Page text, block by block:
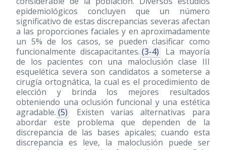
epidemiológicos concluyen que un número
significativo de estas discrepancias severas afectan
a las proporciones faciales y en aproximadamente
un 5% de los casos, se pueden clasificar como
funcionalmente discapacitantes. (3-4)
La mayoría
de los pacientes con una maloclusión clase III
esquelética severa son candidatos a someterse a
cirugía ortognática, la cual es el procedimiento de
elección y brinda los mejores resultados
obteniendo una oclusión funcional y una estética
agradable. (5)
Existen varias alternativas para
abordar este problema que dependen de la
discrepancia de las bases apicales; cuando esta
discrepancia es leve, la maloclusión puede ser